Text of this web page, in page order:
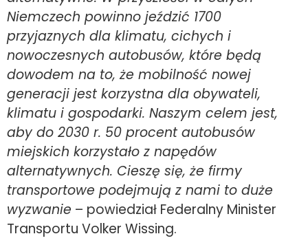
Niemczech powinno jeździć 1700
przyjaznych dla klimatu, cichych i
nowoczesnych autobusów, które będą
dowodem na to, że mobilność nowej
generacji jest korzystna dla obywateli,
klimatu i gospodarki. Naszym celem jest,
aby do 2030 r. 50 procent autobusów
miejskich korzystało z napędów
alternatywnych. Cieszę się, że firmy
transportowe podejmują z nami to duże
wyzwanie – powiedział Federalny Minister
Transportu Volker Wissing.